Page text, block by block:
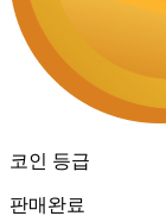
코인 등급
판매완료